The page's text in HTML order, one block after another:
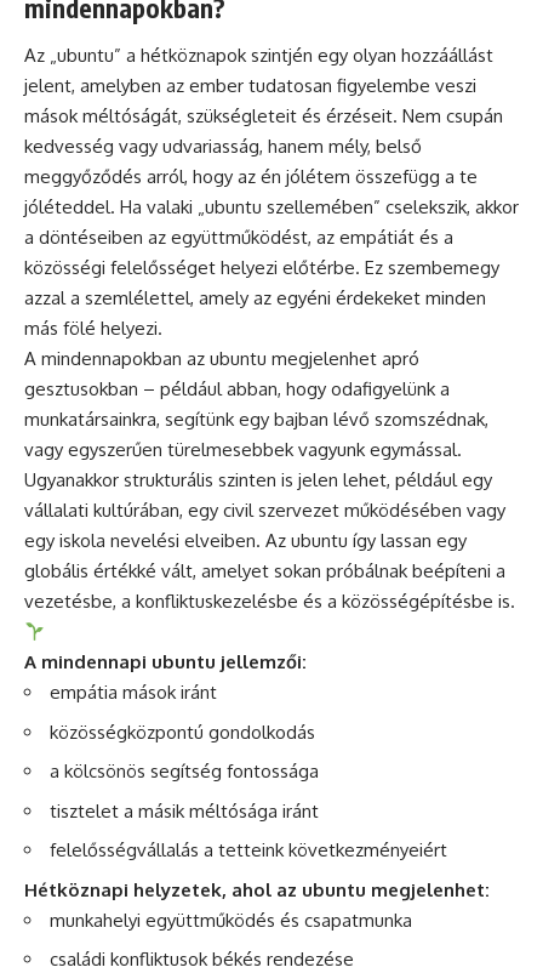
mindennapokban?
Az „ubuntu” a hétköznapok szintjén egy olyan hozzáállást
jelent, amelyben az ember tudatosan figyelembe veszi
mások méltóságát, szükségleteit és érzéseit. Nem csupán
kedvesség vagy udvariasság, hanem mély, belső
meggyőződés arról, hogy az én jólétem összefügg a te
jóléteddel. Ha valaki „ubuntu szellemében” cselekszik, akkor
a döntéseiben az együttműködést, az empátiát és a
közösségi felelősséget helyezi előtérbe. Ez szembemegy
azzal a szemlélettel, amely az egyéni érdekeket minden
más fölé helyezi.
A mindennapokban az ubuntu megjelenhet apró
gesztusokban – például abban, hogy odafigyelünk a
munkatársainkra, segítünk egy bajban lévő szomszédnak,
vagy egyszerűen türelmesebbek vagyunk egymással.
Ugyanakkor strukturális szinten is jelen lehet, például egy
vállalati kultúrában, egy civil szervezet működésében vagy
egy iskola nevelési elveiben. Az ubuntu így lassan egy
globális értékké vált, amelyet sokan próbálnak beépíteni a
vezetésbe, a konfliktuskezelésbe és a közösségépítésbe is.
A mindennapi ubuntu jellemzői:
empátia mások iránt
közösségközpontú gondolkodás
a kölcsönös segítség fontossága
tisztelet a másik méltósága iránt
felelősségvállalás a tetteink következményeiért
Hétköznapi helyzetek, ahol az ubuntu megjelenhet:
munkahelyi együttműködés és csapatmunka
családi konfliktusok békés rendezése